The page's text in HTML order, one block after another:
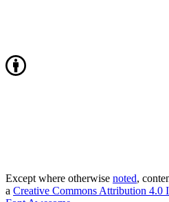
Except where otherwise noted,
a Creative Commons Attribution 4.0